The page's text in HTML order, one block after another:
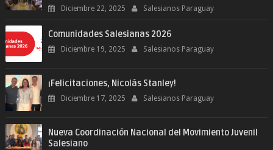
Diciembre 22, 2025 Salesianos Paraguay
Comunidades Salesianas 2026
Diciembre 19, 2025 Salesianos Paraguay
¡Felicitaciones, Nicolás Stanley!
Diciembre 17, 2025 Salesianos Paraguay
Nueva Coordinación Nacional del Movimiento Juvenil
Salesiano